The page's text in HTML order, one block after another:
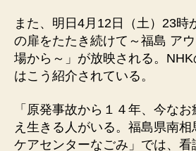
また、明日4月12日（土）23時
の扉をたたき続けて～福島 ア
場から～」が放映される。NHK
はこう紹介されている。
「原発事故から１４年、今な
え生きる人がいる。福島県南
ケアセンターなごみ」では、看